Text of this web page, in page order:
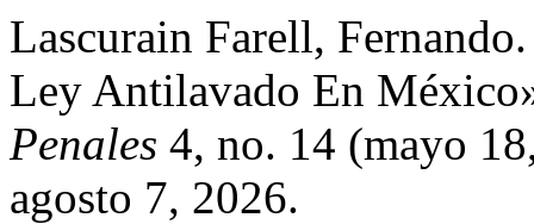
Lascurain Farell,
Ley Antilavado En
Penales 4, no. 14 (mayo
agosto 7, 2026.